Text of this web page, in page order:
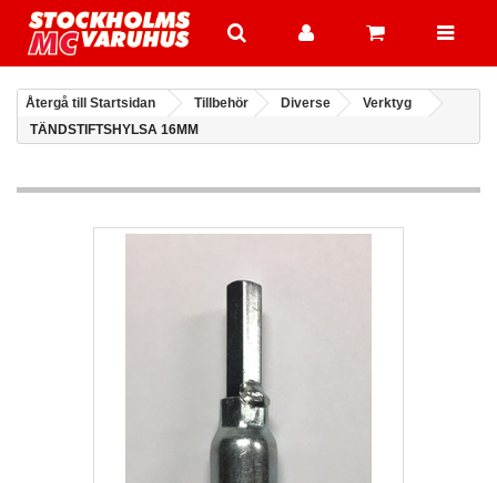
Återgå till Startsidan Tillbehör Diverse
Verktyg
TÄNDSTIFTSHYLSA 16MM